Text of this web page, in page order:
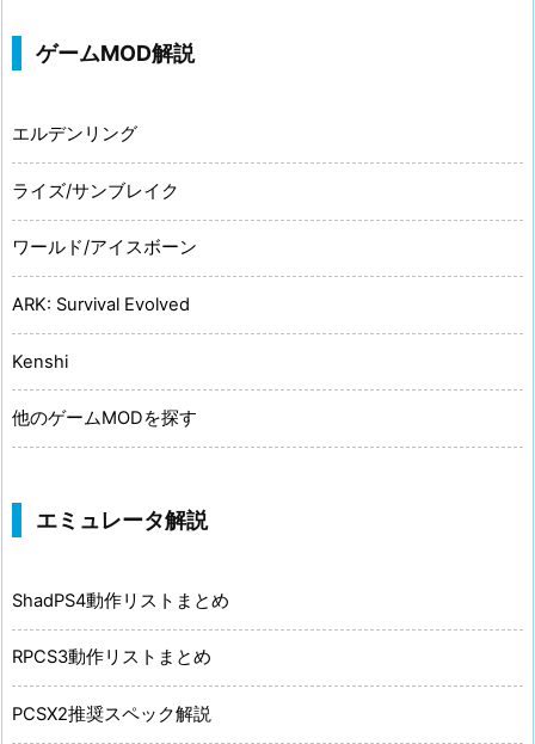
ゲームMOD解説
エルデンリング
ライズ/サンブレイク
ワールド/アイスボーン
ARK: Survival Evolved
Kenshi
他のゲームMODを探す
エミュレータ解説
ShadPS4動作リストまとめ
RPCS3動作リストまとめ
PCSX2推奨スペック解説